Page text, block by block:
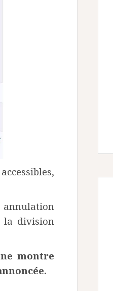
la division
montre